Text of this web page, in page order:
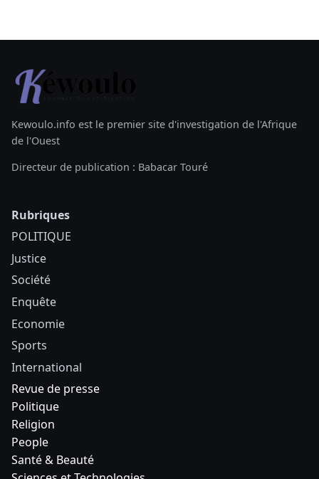
Kewoulo.info est le premier site d'investigation de l'Afrique
de l'Ouest
Directeur de publication : Babacar Touré
Rubriques
POLITIQUE
Justice
Société
Enquête
Economie
Sports
International
Revue de presse
Politique
Religion
People
Santé & Beauté